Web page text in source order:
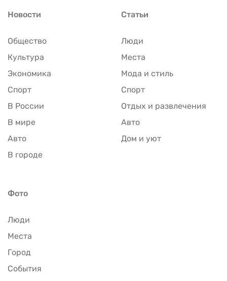
Новости
Общество
Культура
Экономика
Спорт
В России
В мире
Авто
В городе
Статьи
Люди
Места
Мода и стиль
Спорт
Отдых и развлечения
Авто
Дом и уют
Фото
Люди
Места
Город
События